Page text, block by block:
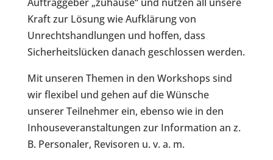
Kraft zur Lösung wie Aufklärung von
Unrechtshandlungen und hoffen, dass
Sicherheitslücken danach geschlossen werden.
Mit unseren Themen in den Workshops sind
wir flexibel und gehen auf die Wünsche
unserer Teilnehmer ein, ebenso wie in den
Inhouseveranstaltungen zur Information an z.
B. Personaler, Revisoren u. v. a. m.